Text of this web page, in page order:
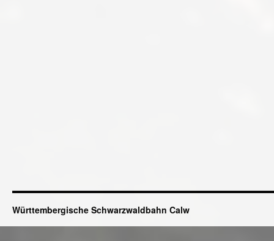
Württembergische Schwarzwaldbahn Calw